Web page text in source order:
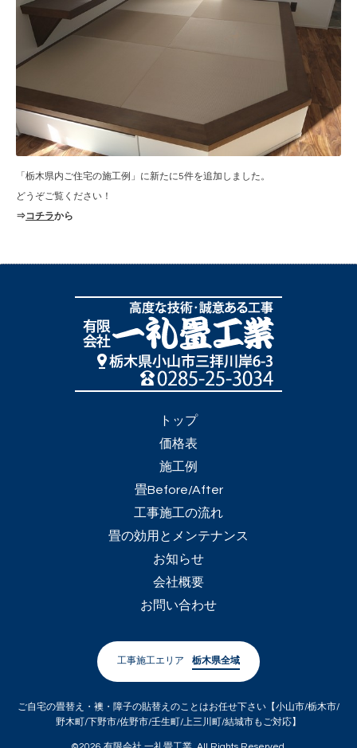
「栃木県内ご住宅の施工例」に新たに5件を追加しました。
どうぞご覧ください！
⇒コチラから
トップ
価格表
施工例
畳Before/After
工事施工の流れ
畳の効用とメンテナンス
お知らせ
会社概要
お問い合わせ
工事施工エリア 栃木県全域
ご自宅の畳替え・襖・障子の貼替えのことはお任せ下さい【小山市/栃木市/
野木町/下野市/佐野市/壬生町/上三川町/結城市もご対応】